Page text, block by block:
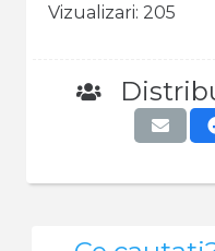
Vizualizari: 205